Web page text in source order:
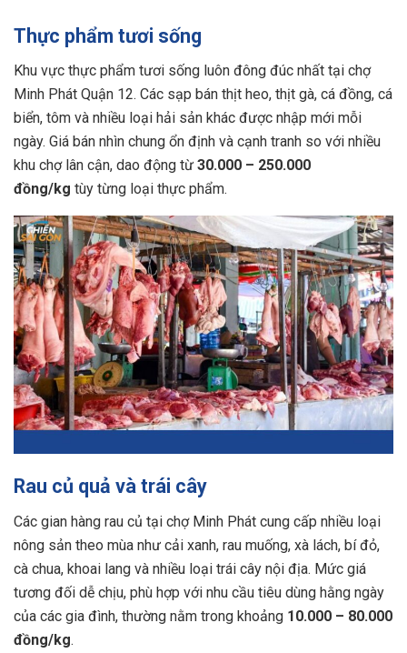
Thực phẩm tươi sống
Khu vực thực phẩm tươi sống luôn đông đúc nhất tại chợ
Minh Phát Quận 12. Các sạp bán thịt heo, thịt gà, cá đồng, cá
biển, tôm và nhiều loại hải sản khác được nhập mới mỗi
ngày. Giá bán nhìn chung ổn định và cạnh tranh so với nhiều
khu chợ lân cận, dao động từ 30.000 – 250.000
đồng/kg tùy từng loại thực phẩm.
Rau củ quả và trái cây
Các gian hàng rau củ tại chợ Minh Phát cung cấp nhiều loại
nông sản theo mùa như cải xanh, rau muống, xà lách, bí đỏ,
cà chua, khoai lang và nhiều loại trái cây nội địa. Mức giá
tương đối dễ chịu, phù hợp với nhu cầu tiêu dùng hằng ngày
của các gia đình, thường nằm trong khoảng 10.000 – 80.000
đồng/kg.